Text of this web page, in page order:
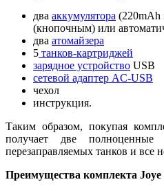
два аккумулятора (220mAh
(кнопочным) или
два атомайзера
5 танков-картриджей
зарядное устройство USB
сетевой адаптер AC-USB
чехол
инструкция.
Таким образом, покупая
получает две полноценные
перезаправляемых танков и
Преимущества комплекта Joye